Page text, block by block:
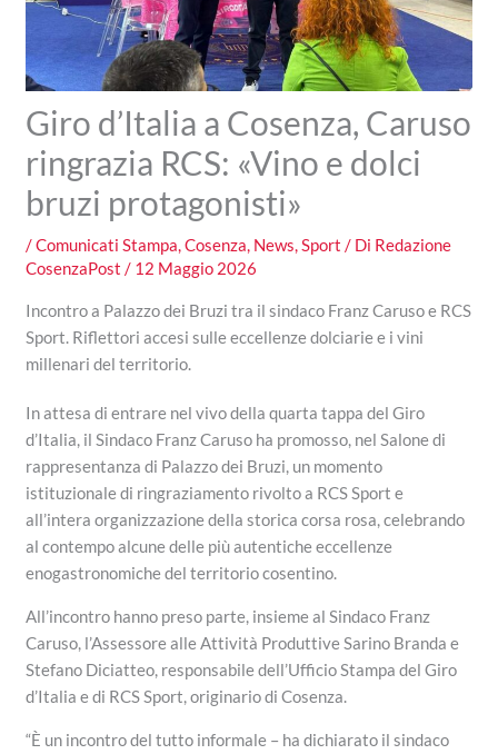
Giro d’Italia a Cosenza, Caruso
ringrazia RCS: «Vino e dolci
bruzi protagonisti»
/Comunicati Stampa,Cosenza, News,Sport / Di Redazione
CosenzaPost/ 12 Maggio 2026
Incontro a Palazzo dei Bruzi tra il sindaco Franz Caruso e RCS
Sport. Riflettori accesi sulle eccellenze dolciarie e i vini
millenari del territorio.
In attesa di entrare nel vivo della quarta tappa del Giro
d’Italia, il Sindaco Franz Caruso ha promosso, nel Salone di
rappresentanza di Palazzo dei Bruzi, un momento
istituzionale di ringraziamento rivolto a RCS Sport e
all’intera organizzazione della storica corsa rosa, celebrando
al contempo alcune delle più autentiche eccellenze
enogastronomiche del territorio cosentino.
All’incontro hanno preso parte, insieme al Sindaco Franz
Caruso, l’Assessore alle Attività Produttive Sarino Branda e
Stefano Diciatteo, responsabile dell’Ufficio Stampa del Giro
d’Italia e di RCS Sport, originario di Cosenza.
“È un incontro del tutto informale – ha dichiarato il sindaco